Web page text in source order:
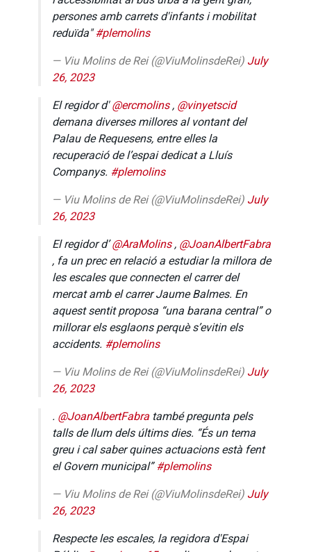
persones amb carrets d'infants i mobilitat
reduïda"#plemolins
— Viu Molins de Rei (@ViuMolinsdeRei) July
26, 2023
El regidor d'@ercmolins, @vinyetscid
demana diverses millores al vontant del
Palau de Requesens, entre elles la
recuperació de l’espai dedicat a Lluís
Companys. #plemolins
— Viu Molins de Rei (@ViuMolinsdeRei) July
26, 2023
El regidor d’@AraMolins, @JoanAlbertFabra
, fa un prec en relació a estudiar la millora de
les escales que connecten el carrer del
mercat amb el carrer Jaume Balmes. En
aquest sentit proposa “una barana central” o
millorar els esglaons perquè s’evitin els
accidents. #plemolins
— Viu Molins de Rei (@ViuMolinsdeRei) July
26, 2023
. @JoanAlbertFabra també pregunta pels
talls de llum dels últims dies. “És un tema
greu i cal saber quines actuacions està fent
el Govern municipal”#plemolins
— Viu Molins de Rei (@ViuMolinsdeRei) July
26, 2023
Respecte les escales, la regidora d'Espai